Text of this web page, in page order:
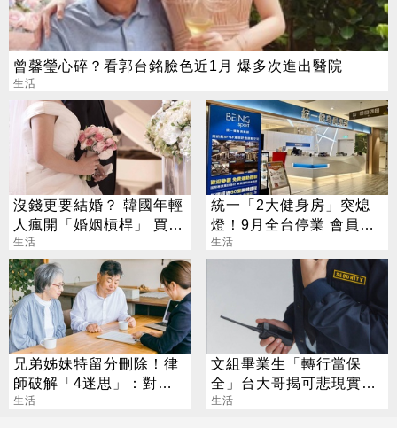
曾馨瑩心碎？看郭台銘臉色近1月 爆多次進出醫院
生活
沒錢更要結婚？ 韓國年輕
人瘋開「婚姻槓桿」 買房
拚翻轉階級
生活
統一「2大健身房」突熄
燈！9月全台停業 會員退
費方案一次看
生活
兄弟姊妹特留分刪除！律
師破解「4迷思」：對頂
客族影響最大
生活
文組畢業生「轉行當保
全」台大哥揭可悲現實：
薪水跟原本一樣
生活